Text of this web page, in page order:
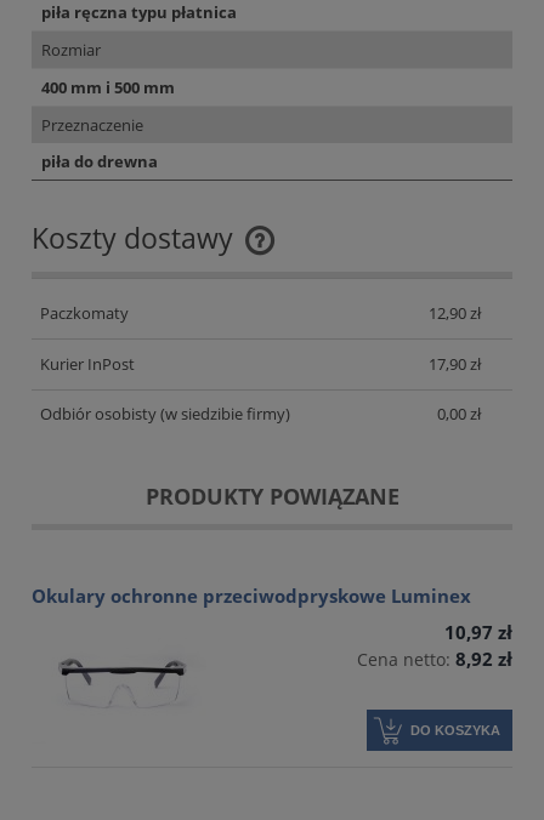
piła ręczna typu płatnica
Rozmiar
400 mm i 500 mm
Przeznaczenie
piła do drewna
Koszty dostawy
Cena nie zawiera ewentualnych kosztów płatności
Paczkomaty 12,90 zł
Kurier InPost 17,90 zł
Odbiór osobisty(w siedzibie firmy) 0,00 zł
PRODUKTY POWIĄZANE
Okulary ochronne przeciwodpryskowe Luminex
10,97 zł
Cena netto: 8,92 zł
DO KOSZYKA